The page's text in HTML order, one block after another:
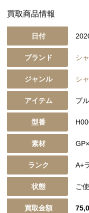
買取商品情報
日付
ブランド シ
ジャンル シ
アイテム プ
型番
素材
ランク A+
状態 ご
買取金額